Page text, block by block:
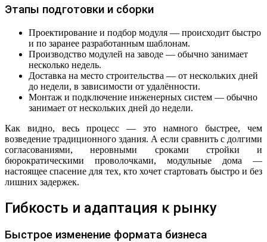
Этапы подготовки и сборки
Проектирование и подбор модуля — происходит быстро
и по заранее разработанным шаблонам.
Производство модулей на заводе — обычно занимает
несколько недель.
Доставка на место строительства — от нескольких дней
до недели, в зависимости от удалённости.
Монтаж и подключение инженерных систем — обычно
занимает от нескольких дней до недели.
Как видно, весь процесс — это намного быстрее, чем
возведение традиционного здания. А если сравнить с долгими
согласованиями, неровными сроками стройки и
бюрократическими проволочками, модульные дома —
настоящее спасение для тех, кто хочет стартовать быстро и без
лишних задержек.
Гибкость и адаптация к рынку
Быстрое изменение формата бизнеса